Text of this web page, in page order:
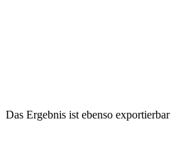
Das Ergebnis ist ebenso